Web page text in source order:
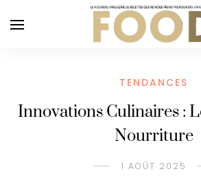
TENDANCES
Innovations Culinaires :
Nourriture
1 AOÛT 2025